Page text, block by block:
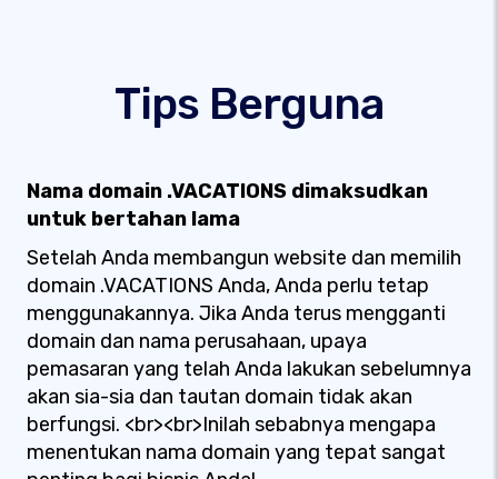
Tips Berguna
Nama domain .VACATIONS dimaksudkan
untuk bertahan lama
Setelah Anda membangun website dan memilih
domain .VACATIONS Anda, Anda perlu tetap
menggunakannya. Jika Anda terus mengganti
domain dan nama perusahaan, upaya
pemasaran yang telah Anda lakukan sebelumnya
akan sia-sia dan tautan domain tidak akan
berfungsi. <br><br>Inilah sebabnya mengapa
menentukan nama domain yang tepat sangat